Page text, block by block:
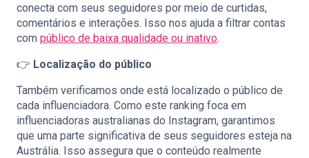
conecta com seus seguidores por meio de curtidas,
comentários e interações. Isso nos ajuda a filtrar contas
com público de baixa qualidade ou inativo.
👉 Localização do público
Também verificamos onde está localizado o público de
cada influenciadora. Como este ranking foca em
influenciadoras australianas do Instagram, garantimos
que uma parte significativa de seus seguidores esteja na
Austrália. Isso assegura que o conteúdo realmente